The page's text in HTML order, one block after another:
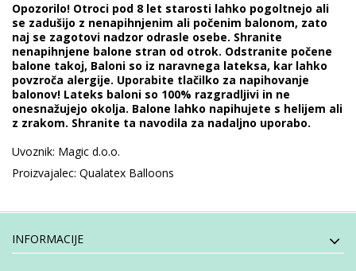
Opozorilo! Otroci pod 8 let starosti lahko pogoltnejo ali
se zadušijo z nenapihnjenim ali počenim balonom, zato
naj se zagotovi nadzor odrasle osebe. Shranite
nenapihnjene balone stran od otrok. Odstranite počene
balone takoj, Baloni so iz naravnega lateksa, kar lahko
povzroča alergije. Uporabite tlačilko za napihovanje
balonov! Lateks baloni so 100% razgradljivi in ne
onesnažujejo okolja. Balone lahko napihujete s helijem ali
z zrakom. Shranite ta navodila za nadaljno uporabo.
Uvoznik: Magic d.o.o.
Proizvajalec: Qualatex Balloons
INFORMACIJE